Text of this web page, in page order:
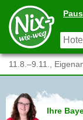
11.8.–9.11.,
Ihre